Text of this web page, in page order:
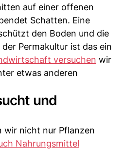
auf einer offenen
Schatten. Eine
den Boden und die
Permakultur ist das ein
versuchen wir
etwas anderen
und
wir nicht nur Pflanzen
Nahrungsmittel